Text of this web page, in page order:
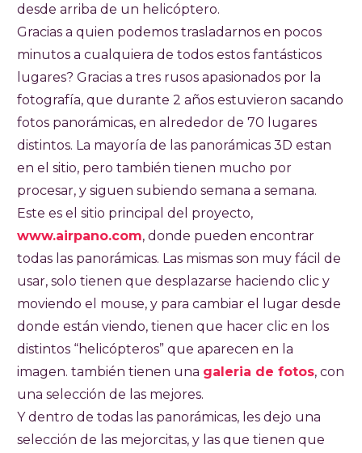
desde arriba de un helicóptero.
Gracias a quien podemos trasladarnos en pocos
minutos a cualquiera de todos estos fantásticos
lugares? Gracias a tres rusos apasionados por la
fotografía, que durante 2 años estuvieron sacando
fotos panorámicas, en alrededor de 70 lugares
distintos. La mayoría de las panorámicas 3D estan
en el sitio, pero también tienen mucho por
procesar, y siguen subiendo semana a semana.
Este es el sitio principal del proyecto,
www.airpano.com, donde pueden encontrar
todas las panorámicas. Las mismas son muy fácil de
usar, solo tienen que desplazarse haciendo clic y
moviendo el mouse, y para cambiar el lugar desde
donde están viendo, tienen que hacer clic en los
distintos “helicópteros” que aparecen en la
imagen. también tienen una galeria de fotos, con
una selección de las mejores.
Y dentro de todas las panorámicas, les dejo una
selección de las mejorcitas, y las que tienen que